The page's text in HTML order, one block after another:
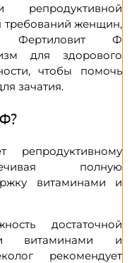
репродуктивной
требований женщин,
Фертиловит Ф
для здорового
чтобы помочь
зачатия.
репродуктивному
полную
витаминами и
достаточной
витаминами и
рекомендует